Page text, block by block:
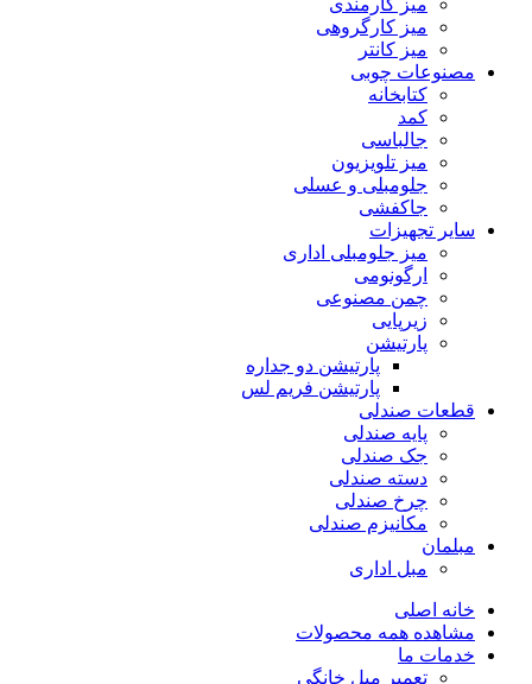
میز کارگروهی
میز کانتر
مصنوعات چوبی
کتابخانه
کمد
جالباسی
میز تلویزیون
جلومبلی و عسلی
جاکفشی
سایر تجهیزات
میز جلومبلی اداری
ارگونومی
چمن مصنوعی
زیرپایی
پارتیشن
پارتیشن دو جداره
پارتیشن فریم لس
قطعات صندلی
پایه صندلی
جک صندلی
دسته صندلی
چرخ صندلی
مکانیزم صندلی
مبلمان
مبل اداری
خانه اصلی
مشاهده همه محصولات
خدمات ما
تعمیر مبل خانگی